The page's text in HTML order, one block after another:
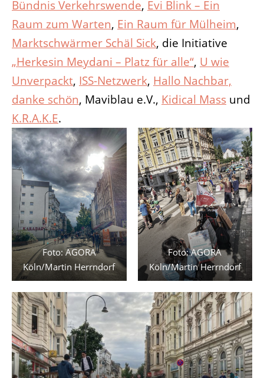
Bündnis Verkehrswende, Evi Blink – Ein
Raum zum Warten, Ein Raum für Mülheim,
Marktschwärmer Schäl Sick, die Initiative
„Herkesin Meydani – Platz für alle“, U wie
Unverpackt, ISS-Netzwerk, Hallo Nachbar,
danke schön, Maviblau e.V., Kidical Mass und
K.R.A.K.E.
Foto: AGORA
Köln/Martin Herrndorf
Foto: AGORA
Köln/Martin Herrndorf